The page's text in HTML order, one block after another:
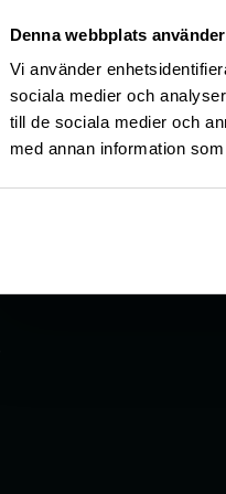
Denna webbplats
Vi använder
sociala medier och
till de sociala medier och
med annan information